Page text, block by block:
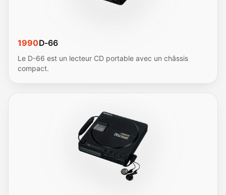
1990D-66
Le D-66 est un lecteur CD portable avec un châssis
compact.